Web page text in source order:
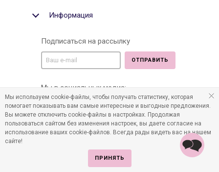
Информация
Подписаться на рассылку
ОТПРАВИТЬ
Мы в социальных медиа:
©2011-2026 Все права защищены. Интернет-магазин
Мы используем cookie-файлы, чтобы получать статистику, которая
помогает показывать вам самые интересные и выгодные предложения.
Вы можете отключить cookie-файлы в настройках. Продолжая
пользоваться сайтом без изменения настроек, вы даете согласие на
использование ваших cookie-файлов. Всегда рады видеть вас на нашем
сайте!
ПРИНЯТЬ